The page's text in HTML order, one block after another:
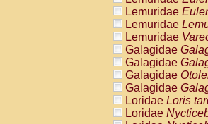
Atelidae
Atelidae
Atelidae
AtelidaeAteles
AtelidaeAteles
AtelidaeAteles
AtelidaeAteles
Atelidae
Atelidae
Lemuridae
Lemuridae
Lemuridae
Galagidae
Galagidae
Galagidae
Galagidae
Loridae Loris
Loridae